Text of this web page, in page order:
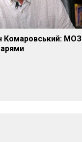
Комаровський: МОЗ